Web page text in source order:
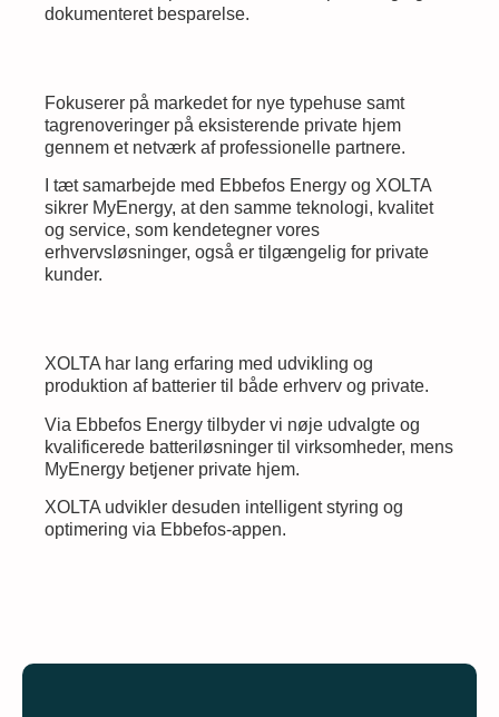
dokumenteret besparelse.
Fokuserer på markedet for nye typehuse samt
tagrenoveringer på eksisterende private hjem
gennem et netværk af professionelle partnere.
I tæt samarbejde med Ebbefos Energy og XOLTA
sikrer MyEnergy, at den samme teknologi, kvalitet
og service, som kendetegner vores
erhvervsløsninger, også er tilgængelig for private
kunder.
XOLTA har lang erfaring med udvikling og
produktion af batterier til både erhverv og private.
Via Ebbefos Energy tilbyder vi nøje udvalgte og
kvalificerede batteriløsninger til virksomheder, mens
MyEnergy betjener private hjem.
XOLTA udvikler desuden intelligent styring og
optimering via Ebbefos-appen.